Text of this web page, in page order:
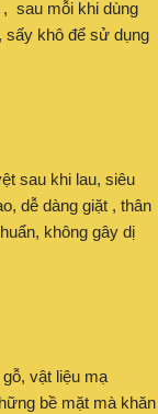
sau mỗi khi dùng
khô để sử dụng
sau khi lau, siêu
dễ dàng giặt , thân
không gây dị
vật liệu mạ
bề mặt mà khăn